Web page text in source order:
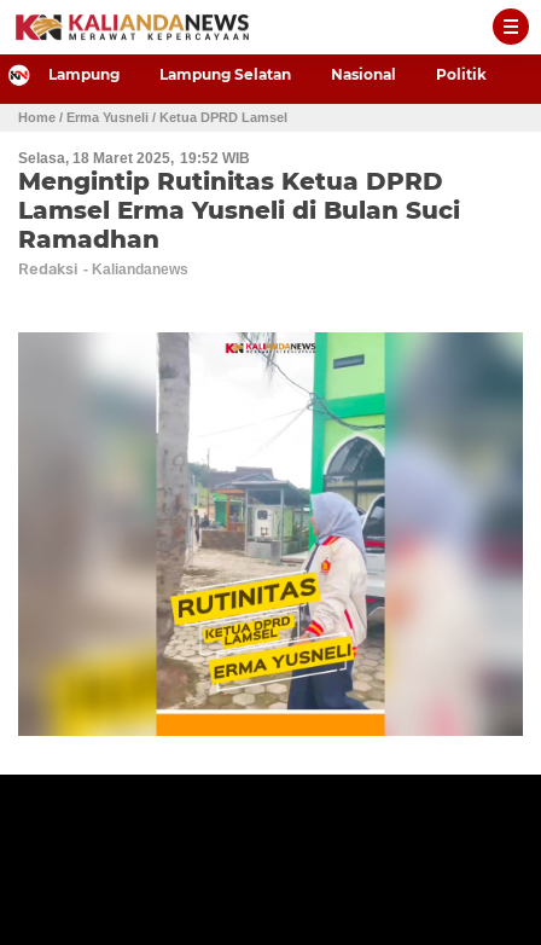
-->
Lampung Lampung Selatan Nasional Politik
Home / Erma Yusneli / Ketua DPRD Lamsel
Selasa, 18 Maret 2025 19:52 WIB
Mengintip Rutinitas Ketua DPRD
Lamsel Erma Yusneli di Bulan Suci
Ramadhan
Redaksi